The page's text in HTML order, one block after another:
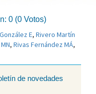
0 (0 Votos)
E, Rivero Martín
, Rivas Fernández MÁ,
de novedades